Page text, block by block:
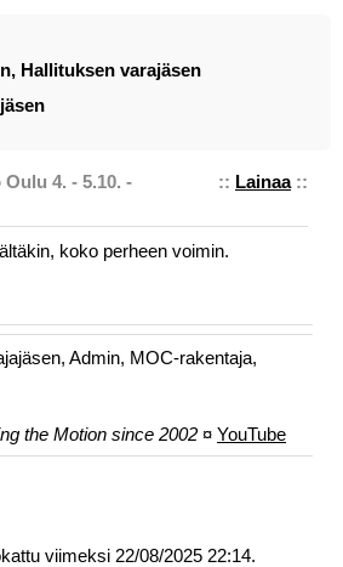
Hallituksen varajäsen
:: Lainaa::
4. - 5.10. -
koko perheen voimin.
Admin, MOC-rakentaja,
the Motion since 2002 ¤ YouTube
viimeksi 22/08/2025 22:14.